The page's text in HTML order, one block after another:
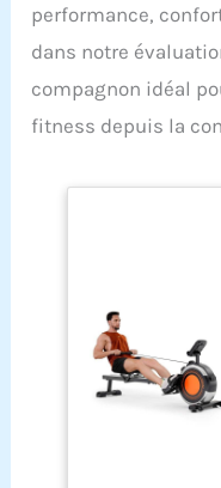
performance,
dans notre
compagnon idéal
fitness depuis la